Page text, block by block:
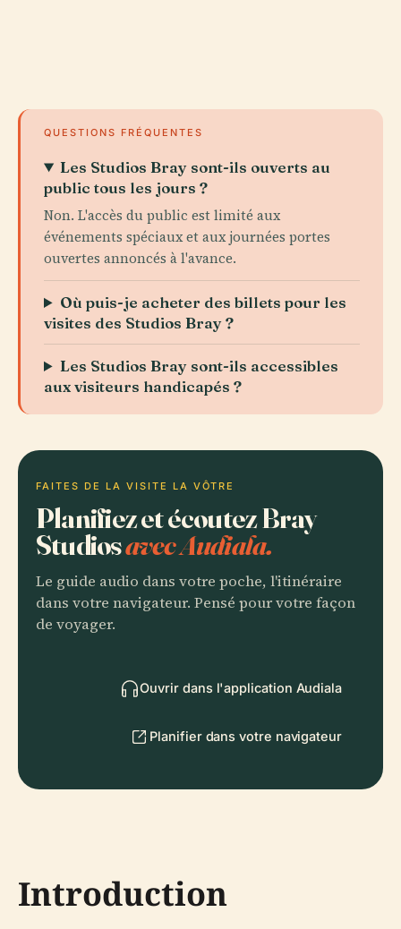
QUESTIONS FRÉQUENTES
Les Studios Bray sont-ils ouverts au
public tous les jours ?
Non. L'accès du public est limité aux
événements spéciaux et aux journées portes
ouvertes annoncés à l'avance.
Où puis-je acheter des billets pour les
visites des Studios Bray ?
Les Studios Bray sont-ils accessibles
aux visiteurs handicapés ?
FAITES DE LA VISITE LA VÔTRE
Planifiez et écoutez Bray
Studiosavec Audiala.
Le guide audio dans votre poche, l'itinéraire
dans votre navigateur. Pensé pour votre façon
de voyager.
Ouvrir dans l'application Audiala
Planifier dans votre navigateur
Introduction